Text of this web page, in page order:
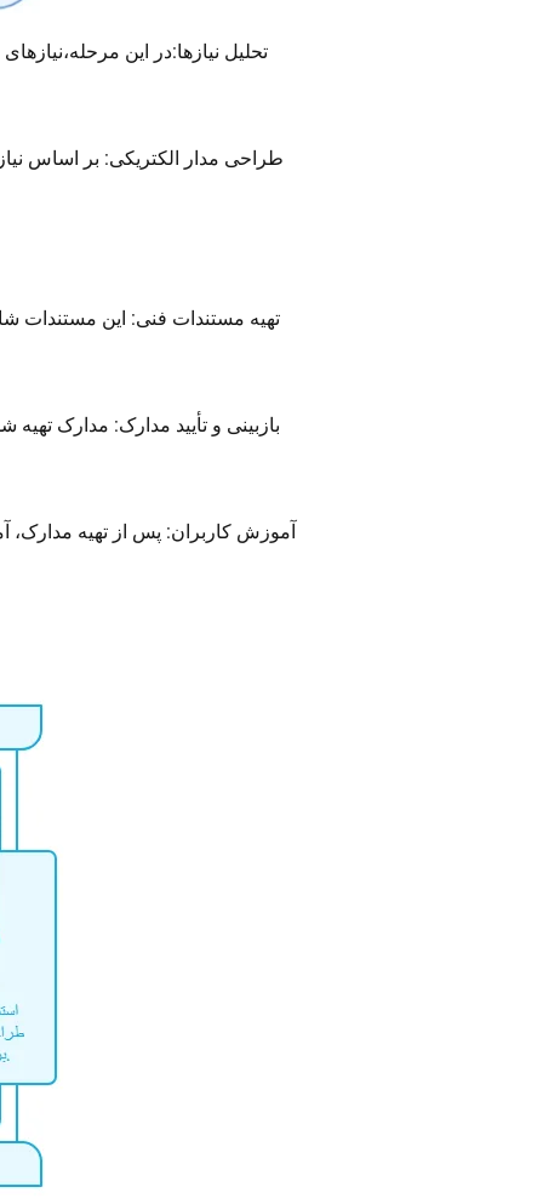
تحلیل نیازها:در این
طراحی مدار الکتریکی: بر اساس
تهیه مستندات فنی: این مستندات
بازبینی و تأیید مدارک: مدارک
آموزش کاربران: پس از تهیه